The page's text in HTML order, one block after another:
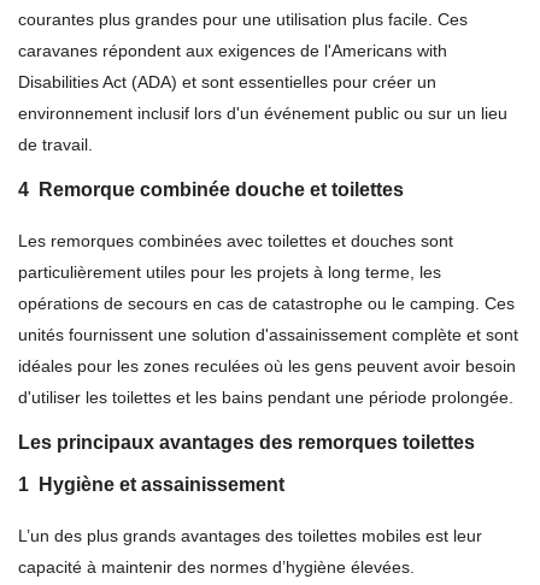
courantes plus grandes pour une utilisation plus facile. Ces
caravanes répondent aux exigences de l'Americans with
Disabilities Act (ADA) et sont essentielles pour créer un
environnement inclusif lors d'un événement public ou sur un lieu
de travail.
4 Remorque combinée douche et toilettes
Les remorques combinées avec toilettes et douches sont
particulièrement utiles pour les projets à long terme, les
opérations de secours en cas de catastrophe ou le camping. Ces
unités fournissent une solution d'assainissement complète et sont
idéales pour les zones reculées où les gens peuvent avoir besoin
d'utiliser les toilettes et les bains pendant une période prolongée.
Les principaux avantages des remorques toilettes
1 Hygiène et assainissement
L’un des plus grands avantages des toilettes mobiles est leur
capacité à maintenir des normes d’hygiène élevées.